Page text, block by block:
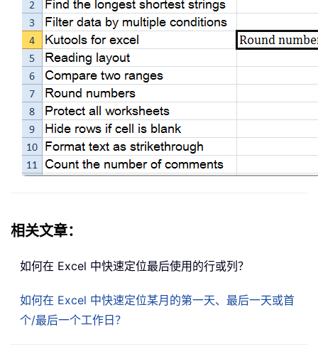
相关文章：
如何在 Excel 中快速定位最后使用的行或列？
如何在 Excel 中快速定位某月的第一天、最后一天或首
个/最后一个工作日？